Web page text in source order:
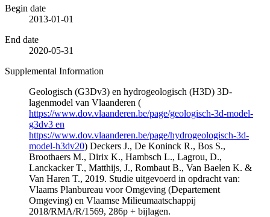
Begin date
2013-01-01
End date
2020-05-31
Supplemental Information
Geologisch (G3Dv3) en hydrogeologisch (H3D) 3D-
lagenmodel van Vlaanderen (
https://www.dov.vlaanderen.be/page/geologisch-3d-model-
g3dv3 en
https://www.dov.vlaanderen.be/page/hydrogeologisch-3d-
model-h3dv20) Deckers J., De Koninck R., Bos S.,
Broothaers M., Dirix K., Hambsch L., Lagrou, D.,
Lanckacker T., Matthijs, J., Rombaut B., Van Baelen K. &
Van Haren T., 2019. Studie uitgevoerd in opdracht van:
Vlaams Planbureau voor Omgeving (Departement
Omgeving) en Vlaamse Milieumaatschappij
2018/RMA/R/1569, 286p + bijlagen.